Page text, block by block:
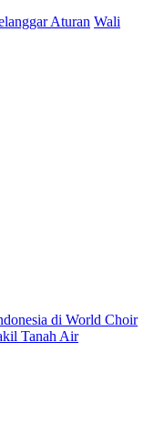
Aturan Wali
di World Choir
Tanah Air